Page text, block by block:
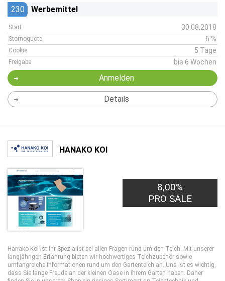
230 Werbemittel
Start 30.08.2018
Stornoquote 6 %
Cookie 5 Tage
Freigabe bis 6 Wochen
Anmelden
Details
HANAKO KOI
8,00%
PRO SALE
Hanako-Koi ist Ihr Spezialist bei allen Fragen rund um den Teich. Mit unserer
langjährigen Erfahrung bieten wir hochwertiges Teichzubehör sowie
umfangreiche Informationen rund um den Gartenteich an. Uns ist es wichtig,
dass Sie lange Freude an der kleinen Oase in ihrem Garten haben. Daher